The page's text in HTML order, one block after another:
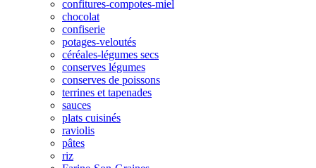
confitures-compotes-miel
chocolat
confiserie
potages-veloutés
céréales-légumes secs
conserves légumes
conserves de poissons
terrines et tapenades
sauces
plats cuisinés
raviolis
pâtes
riz